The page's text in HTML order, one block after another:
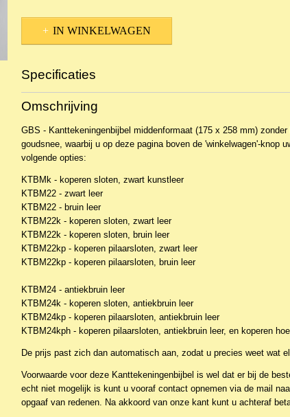
IN WINKELWAGEN
Specificaties
Productcode
Productcode leverancier
Omschrijving
GBS - Kanttekeningenbijbel middenformaat (175 x 258 mm)
goudsnee, waarbij u op deze pagina boven de 'winkelwagen'-knop
volgende opties:
KTBMk - koperen sloten, zwart kunstleer
KTBM22 - zwart leer
KTBM22 - bruin leer
KTBM22k - koperen sloten, zwart leer
KTBM22k - koperen sloten, bruin leer
KTBM22kp - koperen pilaarsloten, zwart leer
KTBM22kp - koperen pilaarsloten, bruin leer
KTBM24 - antiekbruin leer
KTBM24k - koperen sloten, antiekbruin leer
KTBM24kp - koperen pilaarsloten, antiekbruin leer
KTBM24kph - koperen pilaarsloten, antiekbruin leer, en koperen
De prijs past zich dan automatisch aan, zodat u precies weet wat
Voorwaarde voor deze Kanttekeningenbijbel is wel dat er bij de
echt niet mogelijk is kunt u vooraf contact opnemen via de mail
opgaaf van redenen. Na akkoord van onze kant kunt u achteraf